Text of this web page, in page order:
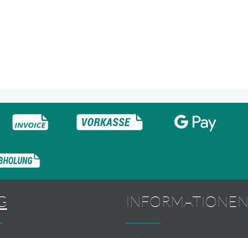
INFORMATIONEN